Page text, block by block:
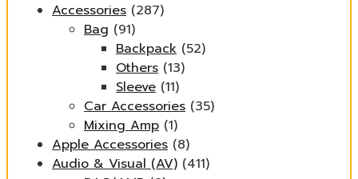
Accessories (287)
Bag (91)
Backpack (52)
Others (13)
Sleeve (11)
Car Accessories (35)
Mixing Amp (1)
Apple Accessories (8)
Audio & Visual (AV) (411)